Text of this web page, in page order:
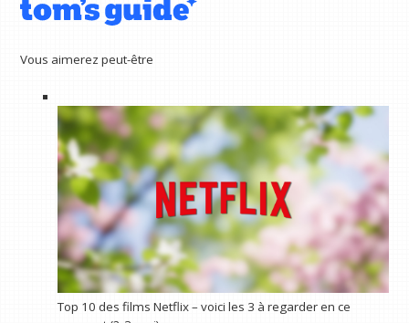
Vous aimerez peut-être
Top 10 des films Netflix – voici les 3 à regarder en ce